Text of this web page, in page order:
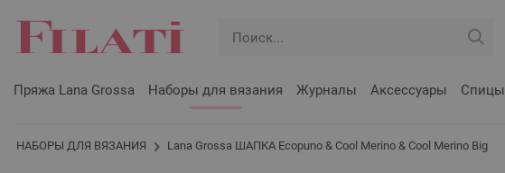
Пряжа Lana Grossa Наборы для вязания Журналы Аксессуары Спицы
НАБОРЫ ДЛЯ ВЯЗАНИЯ Lana Grossa ШАПКА Ecopuno & Cool Merino & Cool Merino Big